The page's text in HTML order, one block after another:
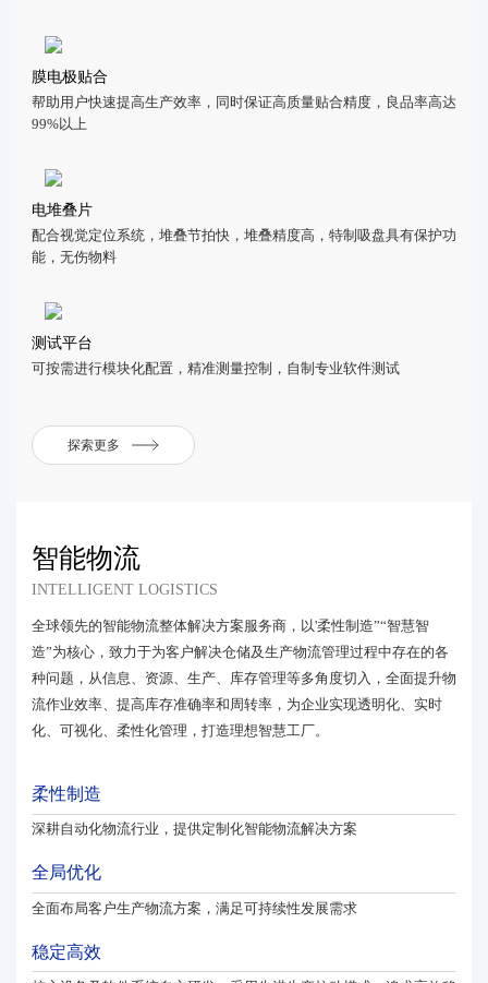
膜电极贴合
帮助用户快速提高生产效率，同时保证高质量贴合精度，良品率高达
99%以上
电堆叠片
配合视觉定位系统，堆叠节拍快，堆叠精度高，特制吸盘具有保护功
能，无伤物料
测试平台
可按需进行模块化配置，精准测量控制，自制专业软件测试
探索更多
智能物流
INTELLIGENT LOGISTICS
全球领先的智能物流整体解决方案服务商，以'柔性制造”“智慧智
造”为核心，致力于为客户解决仓储及生产物流管理过程中存在的各
种问题，从信息、资源、生产、库存管理等多角度切入，全面提升物
流作业效率、提高库存准确率和周转率，为企业实现透明化、实时
化、可视化、柔性化管理，打造理想智慧工厂。
柔性制造
深耕自动化物流行业，提供定制化智能物流解决方案
全局优化
全面布局客户生产物流方案，满足可持续性发展需求
稳定高效